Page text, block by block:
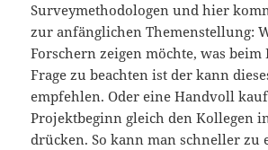
Surveymethodologen und hier
zur anfänglichen Themenstellung:
Forschern zeigen möchte, was
Frage zu beachten ist der kann
empfehlen. Oder eine Handvoll
Projektbeginn gleich den Kollegen
drücken. So kann man schneller zu